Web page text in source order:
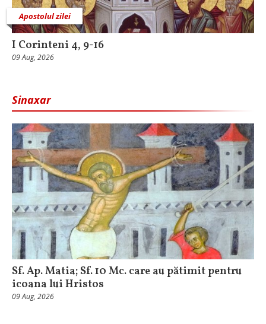
Apostolul zilei
I Corinteni 4, 9-16
09 Aug, 2026
Sinaxar
Sf. Ap. Matia; Sf. 10 Mc. care au pătimit pentru
icoana lui Hristos
09 Aug, 2026